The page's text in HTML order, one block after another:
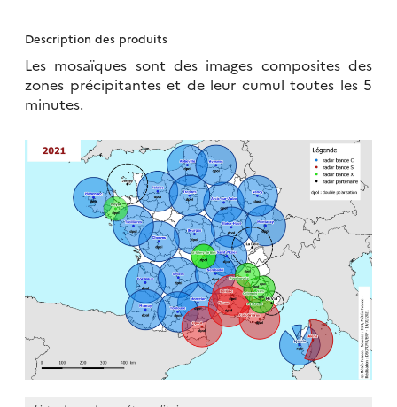
Description des produits
Les mosaïques sont des images composites des
zones précipitantes et de leur cumul toutes les 5
minutes.